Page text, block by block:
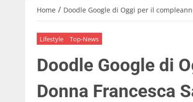
Home / Doodle Google di Oggi per il
Lifestyle Top-News
Doodle Google di
Donna Francesca